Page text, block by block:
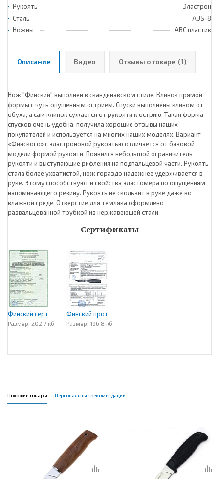
Рукоять
Эластрон
Сталь
AUS-8
Ножны
ABC пластик
Описание Видео Отзывы о товаре (1)
Нож "Финский" выполнен в скандинавском стиле. Клинок прямой
формы с чуть опущенным острием. Спуски выполнены клином от
обуха, а сам клинок сужается от рукояти к острию. Такая форма
спусков очень удобна, получила хорошие отзывы наших
покупателей и используется на многих наших моделях. Вариант
«Финского» с эластроновой рукоятью отличается от базовой
модели формой рукояти. Появился небольшой ограничитель
рукояти и выступающие рифления на подпальцевой части. Рукоять
стала более ухватистой, нож гораздо надежнее удерживается в
руке. Этому способствуют и свойства эластомера по ощущениям
напоминающего резину. Рукоять не скользит в руке даже во
влажной среде. Отверстие для темляка оформлено
развальцованной трубкой из нержавеющей стали.
Сертификаты
Финский серт
Размер: 202,7 кб
Финский прот
Размер: 196,8 кб
Похожие товары Персональные рекомендации